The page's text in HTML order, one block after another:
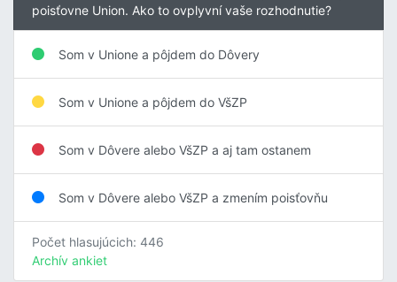
poisťovne Union. Ako to ovplyvní vaše rozhodnutie?
Som v Unione a pôjdem do Dôvery
Som v Unione a pôjdem do VšZP
Som v Dôvere alebo VšZP a aj tam ostanem
Som v Dôvere alebo VšZP a zmením poisťovňu
Počet hlasujúcich: 446
Archív ankiet